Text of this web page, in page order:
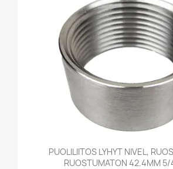
PUOLILIITOS LYHYT NIVEL,
RUOSTUMATON 42.4MM 5/